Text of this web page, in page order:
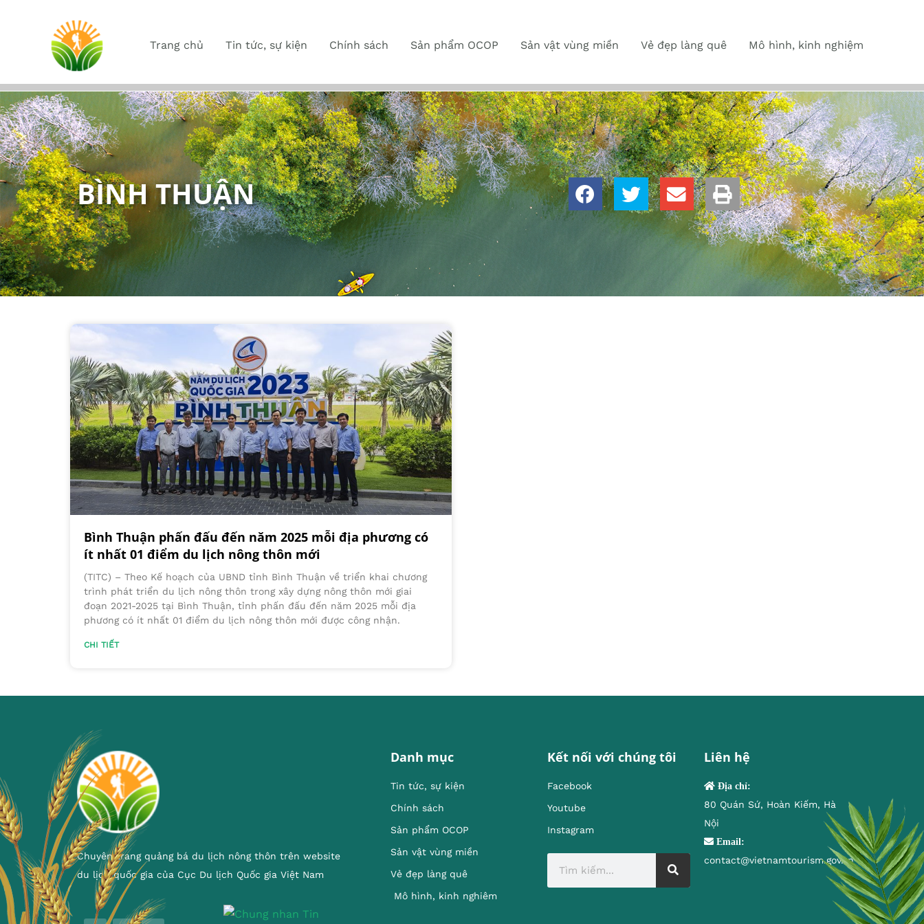
Trang chủ Tin tức, sự kiện Chính sách Sản phẩm OCOP Sản vật vùng miền Vẻ đẹp làng quê Mô hình, kinh nghiệm
BÌNH THUẬN
Bình Thuận phấn đấu đến năm 2025 mỗi địa phương có
ít nhất 01 điểm du lịch nông thôn mới
(TITC) – Theo Kế hoạch của UBND tỉnh Bình Thuận về triển khai chương
trình phát triển du lịch nông thôn trong xây dựng nông thôn mới giai
đoạn 2021-2025 tại Bình Thuận, tỉnh phấn đấu đến năm 2025 mỗi địa
phương có ít nhất 01 điểm du lịch nông thôn mới được công nhận.
CHI TIẾT
Chuyên trang quảng bá du lịch nông thôn trên website
du lịch quốc gia của Cục Du lịch Quốc gia Việt Nam
Danh mục
Tin tức, sự kiện
Chính sách
Sản phẩm OCOP
Sản vật vùng miền
Vẻ đẹp làng quê
Mô hình, kinh nghiêm
Kết nối với chúng tôi
Facebook
Youtube
Instagram
Liên hệ
Địa chỉ:
80 Quán Sứ, Hoàn Kiếm, Hà
Nội
Email:
contact@vietnamtourism.gov.vn